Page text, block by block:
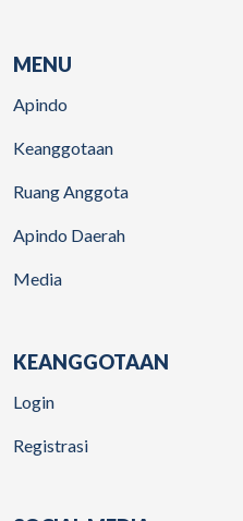
MENU
Apindo
Keanggotaan
Ruang Anggota
Apindo Daerah
Media
KEANGGOTAAN
Login
Registrasi